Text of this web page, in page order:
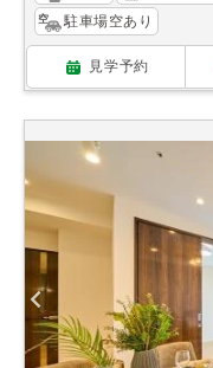
駐車場空あり
見学予約